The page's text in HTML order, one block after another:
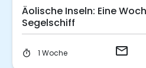
Äolische Inseln: Eine
Segelschiff
timer 1 Woche email